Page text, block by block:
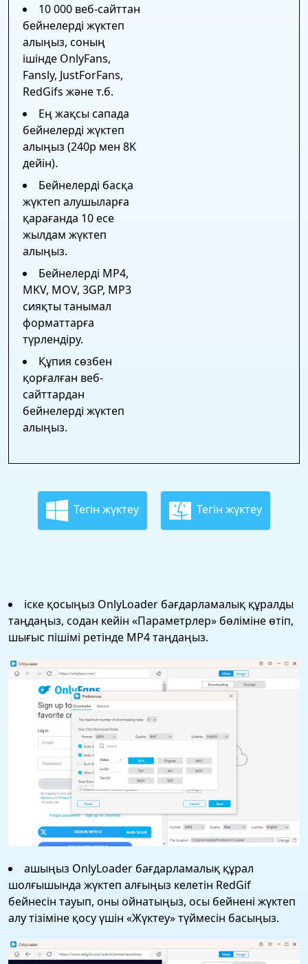
10 000 веб-сайттан
бейнелерді жүктеп
алыңыз, соның
ішінде OnlyFans,
Fansly, JustForFans,
RedGifs және т.б.
Ең жақсы сапада
бейнелерді жүктеп
алыңыз (240p мен 8K
дейін).
Бейнелерді басқа
жүктеп алушыларға
қарағанда 10 есе
жылдам жүктеп
алыңыз.
Бейнелерді MP4,
MKV, MOV, 3GP, MP3
сияқты танымал
форматтарға
түрлендіру.
Құпия сөзбен
қорғалған веб-
сайттардан
бейнелерді жүктеп
алыңыз.
Тегін жүктеу Тегін жүктеу
іске қосыңыз OnlyLoader бағдарламалық құралды
таңдаңыз, содан кейін «Параметрлер» бөліміне өтіп,
шығыс пішімі ретінде MP4 таңдаңыз.
ашыңыз OnlyLoader бағдарламалық құрал
шолғышында жүктеп алғыңыз келетін RedGif
бейнесін тауып, оны ойнатыңыз, осы бейнені жүктеп
алу тізіміне қосу үшін «Жүктеу» түймесін басыңыз.